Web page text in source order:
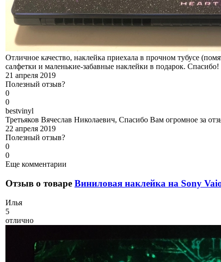
Отличное качество, наклейка приехала в прочном тубусе
салфетки и маленькие-забавные наклейки в подарок. Спасибо!
21 апреля 2019
Полезный отзыв?
0
0
bestvinyl
Третьяков Вячеслав Николаевич, Спасибо Вам огромное за
22 апреля 2019
Полезный отзыв?
0
0
Еще комментарии
Отзыв о товаре Виниловая наклейка на Sony
Илья
5
отлично